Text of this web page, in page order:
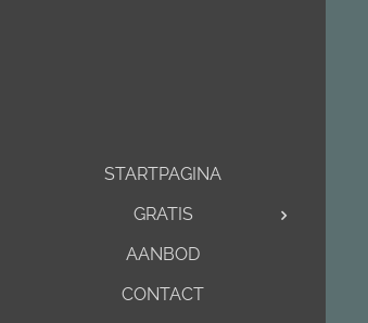
STARTPAGINA
GRATIS
AANBOD
CONTACT